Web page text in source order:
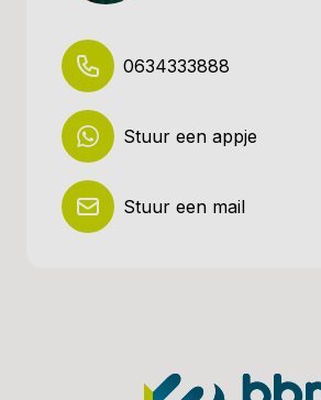
0634333888
Stuur een appje
Stuur een mail